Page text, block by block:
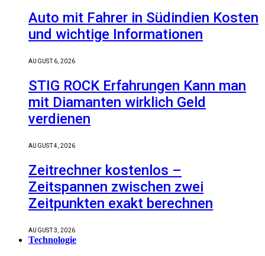
Auto mit Fahrer in Südindien Kosten
und wichtige Informationen
AUGUST 6, 2026
STIG ROCK Erfahrungen Kann man
mit Diamanten wirklich Geld
verdienen
AUGUST 4, 2026
Zeitrechner kostenlos –
Zeitspannen zwischen zwei
Zeitpunkten exakt berechnen
AUGUST 3, 2026
Technologie